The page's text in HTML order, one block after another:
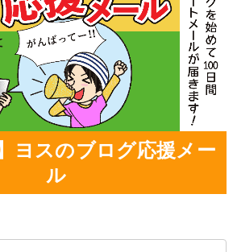
ヨスのブログ応援メー
ル